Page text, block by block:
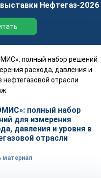
Нефтегаз-2026
полный набор
для измерения
давления и уровня в
отрасли
материал